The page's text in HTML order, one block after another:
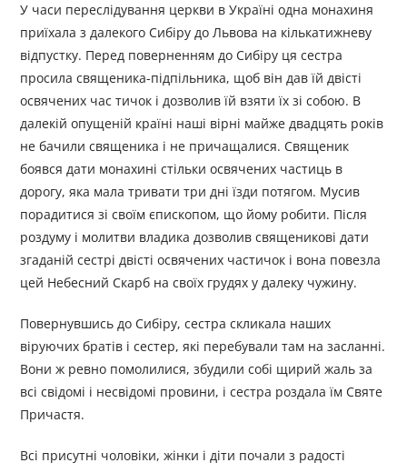
У часи переслідування церкви в Україні одна монахиня
приїхала з далекого Сибіру до Львова на кількатижневу
відпустку. Перед поверненням до Сибіру ця сестра
просила священика-підпільника, щоб він дав їй двісті
освячених час тичок і дозволив їй взяти їх зі собою. В
далекій опущеній країні наші вірні майже двадцять років
не бачили священика і не причащалися. Священик
боявся дати монахині стільки освячених частиць в
дорогу, яка мала тривати три дні їзди потягом. Мусив
порадитися зі своїм єпископом, що йому робити. Після
роздуму і молитви владика дозволив священикові дати
згаданій сестрі двісті освячених частичок і вона повезла
цей Небесний Скарб на своїх грудях у далеку чужину.
Повернувшись до Сибіру, сестра скликала наших
віруючих братів і сестер, які перебували там на засланні.
Вони ж ревно помолилися, збудили собі щирий жаль за
всі свідомі і несвідомі провини, і сестра роздала їм Святе
Причастя.
Всі присутні чоловіки, жінки і діти почали з радості